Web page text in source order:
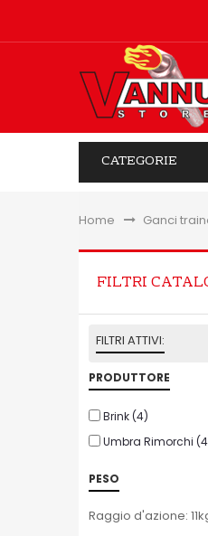
CATEGORIE
Home &gt;Ganci
FILTRI
FILTRI ATTIVI:
PRODUTTORE
Brink (4)
Umbra Rimorchi
PESO
Raggio d'azione: